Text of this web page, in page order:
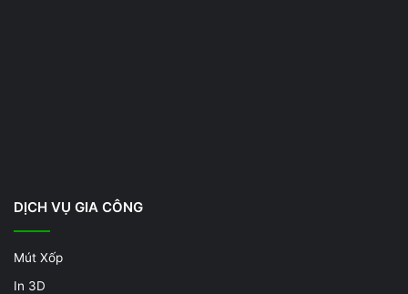
DỊCH VỤ GIA CÔNG
Mút Xốp
In 3D